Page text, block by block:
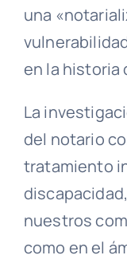
una
en la historia
La
del notario
tratamiento
nuestros
como en el